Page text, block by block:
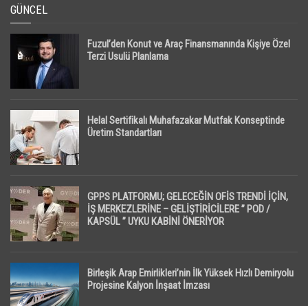
GÜNCEL
Fuzul’den Konut ve Araç Finansmanında Kişiye Özel
Terzi Usulü Planlama
Helal Sertifikalı Muhafazakar Mutfak Konseptinde
Üretim Standartları
GPPS PLATFORMU; GELECEĞİN OFİS TRENDİ İÇİN,
İŞ MERKEZLERİNE – GELİŞTİRİCİLERE ” POD /
KAPSÜL ” UYKU KABİNİ ÖNERİYOR
Birleşik Arap Emirlikleri’nin İlk Yüksek Hızlı Demiryolu
Projesine Kalyon İnşaat İmzası